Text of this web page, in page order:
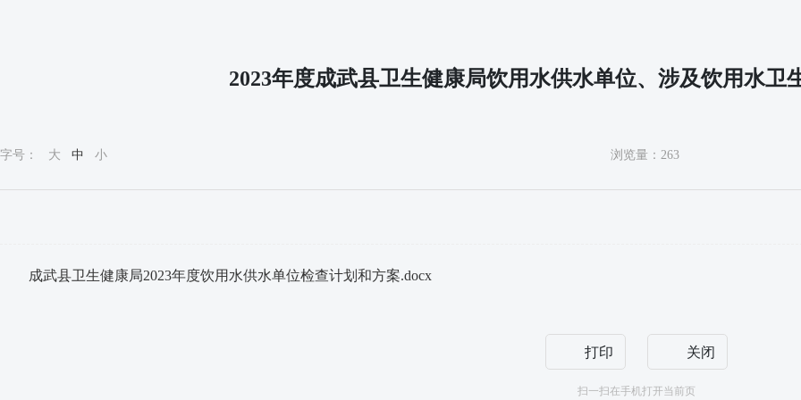
2023年度成武县卫生健康局饮用水供水单位、涉及饮用水卫
字号： 大 中 小 浏览量： 263
成武县卫生健康局2023年度饮用水供水单位检查计划和方案.docx
打印 关闭
扫一扫在手机打开当前页